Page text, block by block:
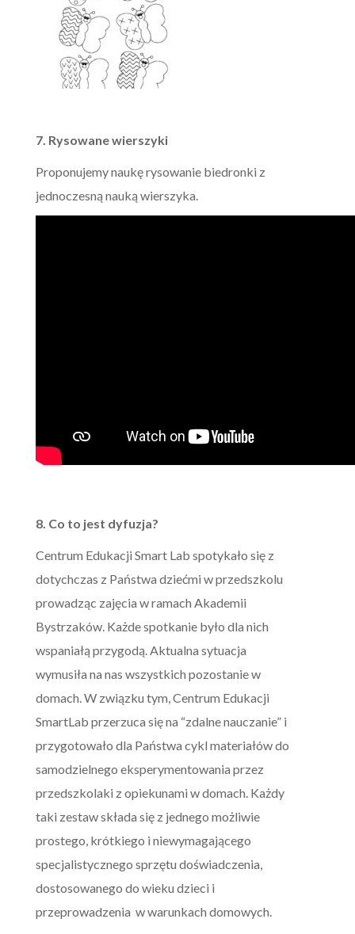
7. Rysowane wierszyki
Proponujemy naukę rysowanie biedronki z
jednoczesną nauką wierszyka.
8. Co to jest dyfuzja?
Centrum Edukacji Smart Lab spotykało się z
dotychczas z Państwa dziećmi w przedszkolu
prowadząc zajęcia w ramach Akademii
Bystrzaków. Każde spotkanie było dla nich
wspaniałą przygodą. Aktualna sytuacja
wymusiła na nas wszystkich pozostanie w
domach. W związku tym, Centrum Edukacji
SmartLab przerzuca się na “zdalne nauczanie” i
przygotowało dla Państwa cykl materiałów do
samodzielnego eksperymentowania przez
przedszkolaki z opiekunami w domach. Każdy
taki zestaw składa się z jednego możliwie
prostego, krótkiego i niewymagającego
specjalistycznego sprzętu doświadczenia,
dostosowanego do wieku dzieci i
przeprowadzenia w warunkach domowych.